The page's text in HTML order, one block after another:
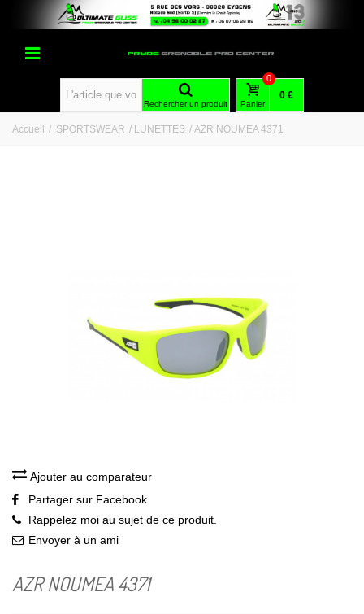
Rechercher un produit Panier
0
0 €
Accueil / SPORTSWEAR / LUNETTES / AZR NOUMEA 4371
Ajouter au comparateur
Partager sur Facebook
Rappelez moi au sujet de ce produit.
Envoyer à un ami
AZR NOUMEA 4371